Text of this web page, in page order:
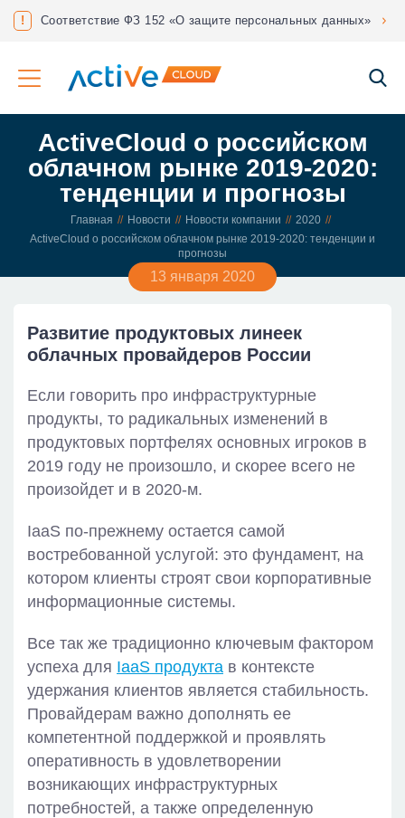
! Соответствие ФЗ 152 «О защите персональных данных»
ActiveCloud о российском
облачном рынке 2019-2020:
тенденции и прогнозы
Главная Новости Новости компании
2020
ActiveCloud о российском облачном рынке 2019-2020: тенденции и
прогнозы
13 января 2020
Развитие продуктовых линеек
облачных провайдеров России
Если говорить про инфраструктурные
продукты, то радикальных изменений в
продуктовых портфелях основных игроков в
2019 году не произошло, и скорее всего не
произойдет и в 2020-м.
IaaS по-прежнему остается самой
востребованной услугой: это фундамент, на
котором клиенты строят свои корпоративные
информационные системы.
Все так же традиционно ключевым фактором
успеха для IaaS продукта в контексте
удержания клиентов является стабильность.
Провайдерам важно дополнять ее
компетентной поддержкой и проявлять
оперативность в удовлетворении
возникающих инфраструктурных
потребностей, а также определенную